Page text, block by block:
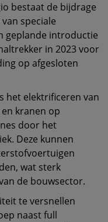
bestaat de bijdrage
speciale
geplande introductie
in 2023 voor
op afgesloten
het elektrificeren van
kranen op
door het
Deze kunnen
wat sterk
de bouwsector.
te versnellen
naast full